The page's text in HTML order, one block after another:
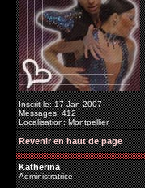
Inscrit le: 17 Jan 2007
Messages: 412
Localisation: Montpellier
Revenir en haut de page
Katherina
Administratrice